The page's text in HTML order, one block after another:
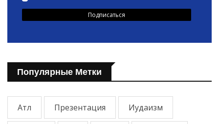
Популярные Метки
Атл Презентация Иудаизм